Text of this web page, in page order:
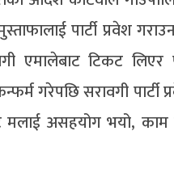
पार्टी प्रवेश
एमालेबाट टिकट लिएर
गरेपछि सरावगी पार्टी
मलाई असहयोग भयो, काम